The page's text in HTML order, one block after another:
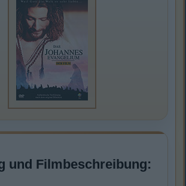
und Filmbeschreibung: